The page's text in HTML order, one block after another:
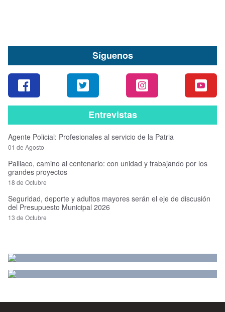
Síguenos
Entrevistas
Agente Policial: Profesionales al servicio de la Patria
01 de Agosto
Paillaco, camino al centenario: con unidad y trabajando por los
grandes proyectos
18 de Octubre
Seguridad, deporte y adultos mayores serán el eje de discusión
del Presupuesto Municipal 2026
13 de Octubre